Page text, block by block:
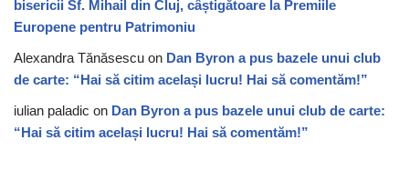
bisericii Sf. Mihail din Cluj, câștigătoare la Premiile
Europene pentru Patrimoniu
Alexandra Tănăsescu on Dan Byron a pus bazele unui club
de carte: “Hai să citim același lucru! Hai să comentăm!”
iulian paladic on Dan Byron a pus bazele unui club de carte:
“Hai să citim același lucru! Hai să comentăm!”